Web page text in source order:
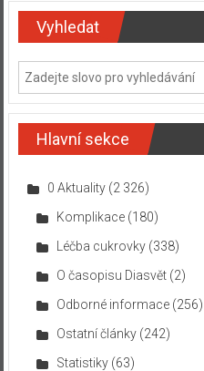
Vyhledat
Hlavní sekce
0 Aktuality(2 326)
Komplikace(180)
Léčba cukrovky(338)
O časopisu Diasvět(2)
Odborné informace(256)
Ostatní články(242)
Statistiky(63)